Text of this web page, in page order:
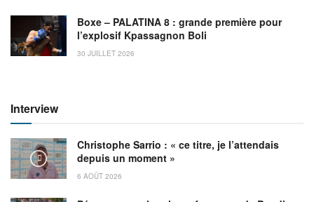
Boxe – PALATINA 8 : grande première pour
l’explosif Kpassagnon Boli
30 JUILLET 2026
Interview
Christophe Sarrio : « ce titre, je l’attendais
depuis un moment »
6 AOÛT 2026